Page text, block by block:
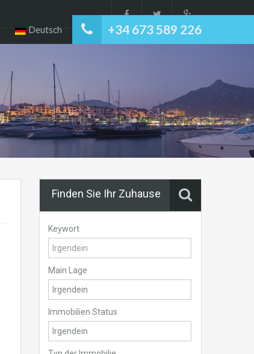
+34 673 589 226
Deutsch
Finden Sie Ihr Zuhause
Keywort
Main Lage
Immobilien Status